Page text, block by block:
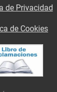
de Privacidad
de Cookies